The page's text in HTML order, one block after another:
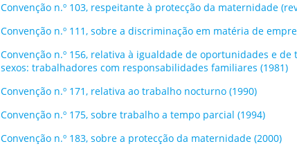
Convenção n.º 103, respeitante à protecção da maternidade
Convenção n.º 111, sobre a discriminação em matéria de
Convenção n.º 156, relativa à igualdade de oportunidades e
sexos: trabalhadores com responsabilidades familiares (1981)
Convenção n.º 171, relativa ao trabalho nocturno (1990)
Convenção n.º 175, sobre trabalho a tempo parcial (1994)
Convenção n.º 183, sobre a protecção da maternidade (2000)